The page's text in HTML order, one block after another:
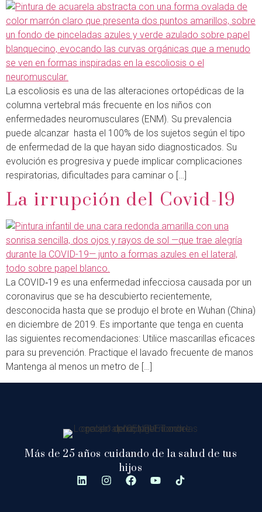
La escoliosis es una de las alteraciones ortopédicas de la
columna vertebral más frecuente en los niños con
enfermedades neuromusculares (ENM). Su prevalencia
puede alcanzar hasta el 100% de los sujetos según el tipo
de enfermedad de la que hayan sido diagnosticados. Su
evolución es progresiva y puede implicar complicaciones
respiratorias, dificultades para caminar o […]
La irrupción del Covid-19
La COVID‑19 es una enfermedad infecciosa causada por un
coronavirus que se ha descubierto recientemente,
desconocida hasta que se produjo el brote en Wuhan (China)
en diciembre de 2019. Es importante que tenga en cuenta
las siguientes recomendaciones: Utilice mascarillas eficaces
para su prevención. Practique el lavado frecuente de manos
Mantenga al menos un metro de […]
Más de 25 años cuidando de la salud de tus
hijos